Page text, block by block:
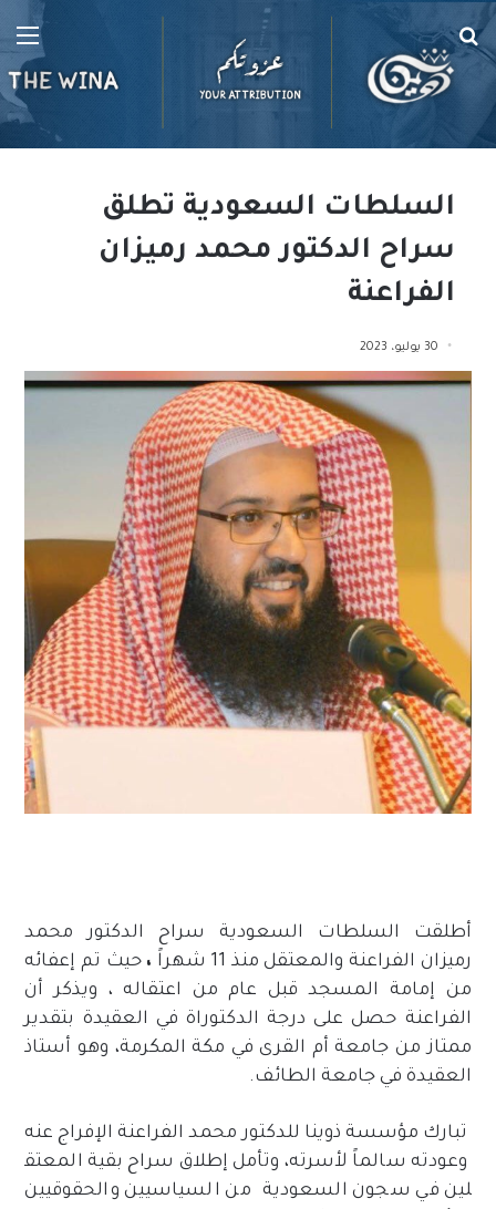
بحث
عن
السلطات السعودية تطلق
سراح الدكتور محمد رميزان
الفراعنة
30 يوليو، 2023
أطلقت السلطات السعودية سراح الدكتور محمد
رميزان الفراعنة والمعتقل منذ 11 شهراً
، حيث تم إعفائه
من إمامة المسجد قبل عام من اعتقاله ، ويذكر أن
الفراعنة حصل على درجة الدكتوراة في العقيدة بتقدير
ممتاز من جامعة أم القرى في مكة المكرمة، وهو أستاذ
العقيدة في جامعة الطائف.
تبارك مؤسسة ذوينا للدكتور محمد الفراعنة الإفراج عنه
وعودته سالماً لأسرته، وتأمل إطلاق سراح بقية المعتق
لين في سجون السعودية من السياسيين والحقوقيين